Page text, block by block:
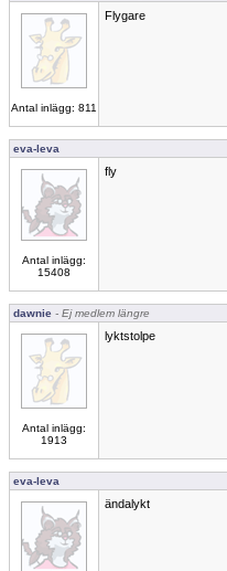
Antal inlägg: 811
Flygare
eva-leva
Antal inlägg:
15408
fly
dawnie - Ej medlem längre
Antal inlägg:
1913
lyktstolpe
eva-leva
ändalykt